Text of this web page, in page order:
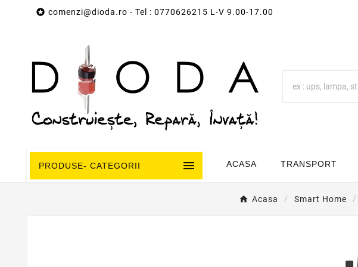
 comenzi@dioda.ro - Tel : 0770626215 L-V 9.00-17.00
PRODUSE- CATEGORII  ACASA TRANSPORT
Acasa Smart Home